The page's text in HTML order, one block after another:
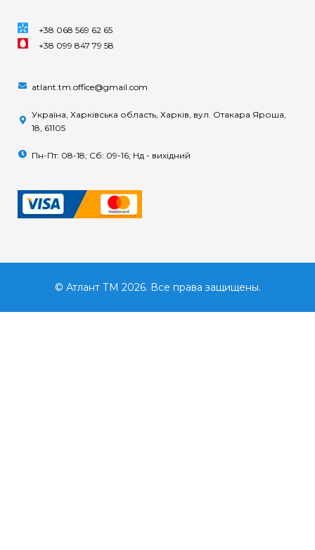
+38 068 569 62 65
+38 099 847 79 58
atlant.tm.office@gmail.com
Україна, Харківська область, Харків, вул. Отакара Яроша,
18, 61105
Пн-Пт: 08-18; Сб: 09-16; Нд - вихідний
© Атлант ТМ 2026. Все права защищены.